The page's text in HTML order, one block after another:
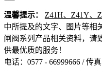
温馨提示： Z41H、Z41Y、
中所提及的文字、图片等相
闸阀系列产品相关资料，请
供最优质的服务！
电话：0577 - 66999666 / 传